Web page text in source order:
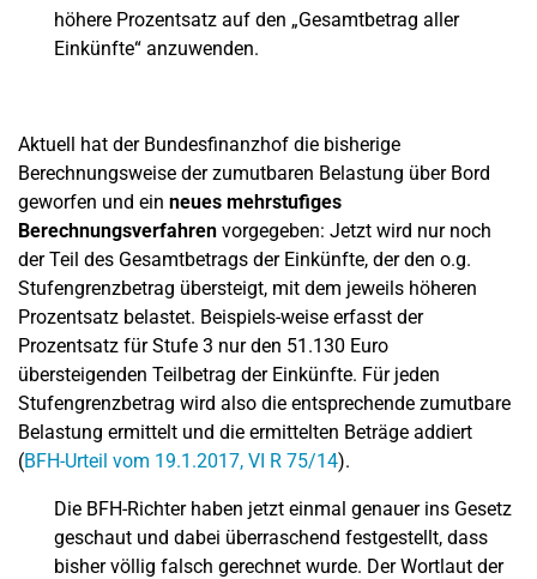
höhere Prozentsatz auf den „Gesamtbetrag aller
Einkünfte“ anzuwenden.
Aktuell hat der Bundesfinanzhof die bisherige
Berechnungsweise der zumutbaren Belastung über Bord
geworfen und ein neues mehrstufiges
Berechnungsverfahren vorgegeben: Jetzt wird nur noch
der Teil des Gesamtbetrags der Einkünfte, der den o.g.
Stufengrenzbetrag übersteigt, mit dem jeweils höheren
Prozentsatz belastet. Beispiels-weise erfasst der
Prozentsatz für Stufe 3 nur den 51.130 Euro
übersteigenden Teilbetrag der Einkünfte. Für jeden
Stufengrenzbetrag wird also die entsprechende zumutbare
Belastung ermittelt und die ermittelten Beträge addiert
(BFH-Urteil vom 19.1.2017, VI R 75/14).
Die BFH-Richter haben jetzt einmal genauer ins Gesetz
geschaut und dabei überraschend festgestellt, dass
bisher völlig falsch gerechnet wurde. Der Wortlaut der